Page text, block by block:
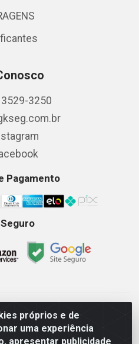
próprios e de
uma experiência
apresentar publicidade
3250
Pagamento
LTDA - Av. Getulio
MA - CEP 65.903-280 - CNPJ
Segunda-Sexta 08as18hs,